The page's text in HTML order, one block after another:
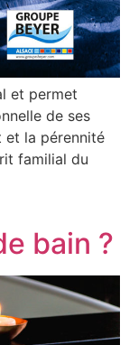
et permet
de ses
et la pérennité
familial du
bain ?